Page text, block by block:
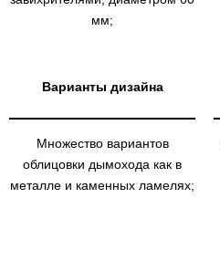
мм;
Варианты дизайна
Множество вариантов
облицовки дымохода как в
металле и каменных ламелях;